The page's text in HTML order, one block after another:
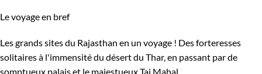
Le voyage en bref
Les grands sites du Rajasthan en un voyage ! Des forteresses
solitaires à l'immensité du désert du Thar, en passant par de
somptueux palais et le majestueux Taj Mahal